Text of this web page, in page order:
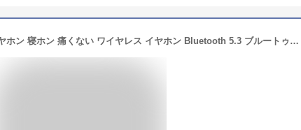
Kandar 寝ホン 小型 睡眠用イヤホン 寝ホン 痛くない ワイヤレス イヤホン Bluetooth 5.3 ブルートゥース iPhone Android対応 イヤホン ワイヤレス 寝ながら ワイヤレスイヤホン ミニサイズ 超小型 カナルタイプ 左右分離型 片耳/両耳 急速充電 Type‐C /mu15